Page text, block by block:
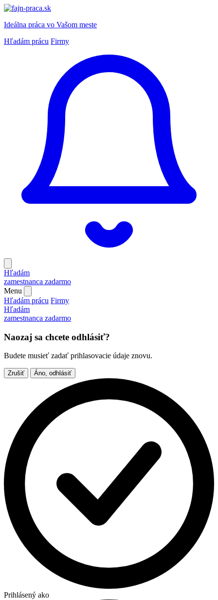
Ideálna práca vo Vašom meste
Hľadám prácu Firmy
Hľadám
zamestnanca zadarmo
Menu
Hľadám prácu Firmy
Hľadám
zamestnanca zadarmo
Naozaj sa chcete odhlásiť?
Budete musieť zadať prihlasovacie údaje znovu.
Zrušiť Áno, odhlásiť
Prihlásený ako